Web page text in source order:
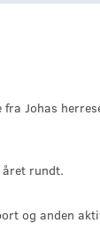
Johas
året rundt.
og anden